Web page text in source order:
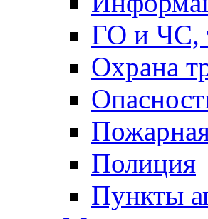
ГО и ЧС,
Охрана
Полиция
Пункты